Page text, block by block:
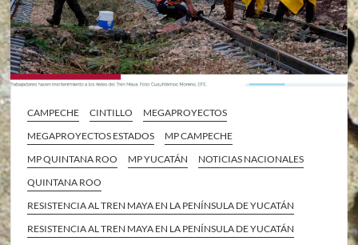
CAMPECHE CINTILLO
MEGAPROYECTOS
MEGAPROYECTOS ESTADOS
MP CAMPECHE
MP QUINTANA ROO
MP YUCATÁN
NOTICIAS NACIONALES
QUINTANA ROO
RESISTENCIA AL TREN MAYA EN LA PENÍNSULA DE YUCATÁN
RESISTENCIA AL TREN MAYA EN LA PENÍNSULA DE YUCATÁN